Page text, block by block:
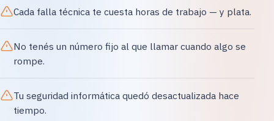
Cada falla técnica te cuesta horas de trabajo — y plata.
No tenés un número fijo al que llamar cuando algo se
rompe.
Tu seguridad informática quedó desactualizada hace
tiempo.